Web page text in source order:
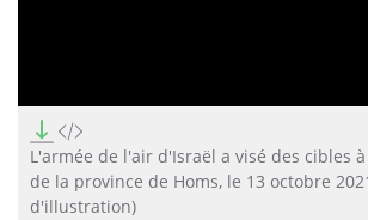
seconds
of
53
seconds
L'armée de l'air d'Israël a visé des cibles
de la province de Homs, le 13 octobre
d'illustration)